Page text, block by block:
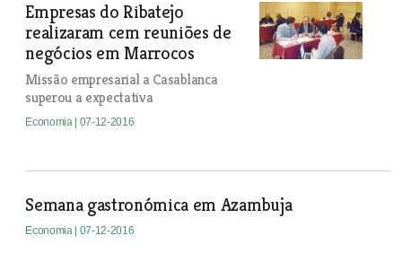
Empresas do Ribatejo
realizaram cem reuniões de
negócios em Marrocos
Missão empresarial a Casablanca
superou a expectativa
Economia | 07-12-2016
Semana gastronómica em Azambuja
Economia | 07-12-2016